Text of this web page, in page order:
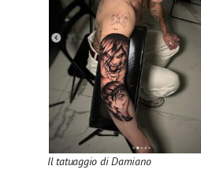
Il tatuaggio di Damiano